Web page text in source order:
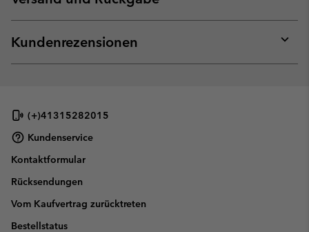
or
Kundenrezensionen
or
(+)41315282015
Kundenservice
Kontaktformular
Rücksendungen
Vom Kaufvertrag zurücktreten
Bestellstatus